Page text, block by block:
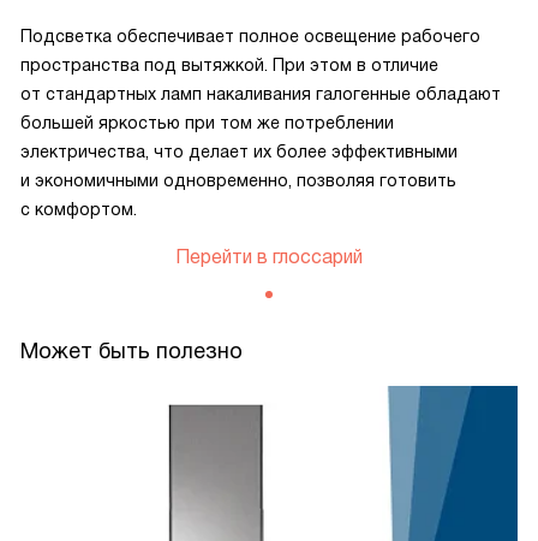
Подсветка обеспечивает полное освещение рабочего
пространства под вытяжкой. При этом в отличие
от стандартных ламп накаливания галогенные обладают
большей яркостью при том же потреблении
электричества, что делает их более эффективными
и экономичными одновременно, позволяя готовить
с комфортом.
Перейти в глоссарий
Может быть полезно